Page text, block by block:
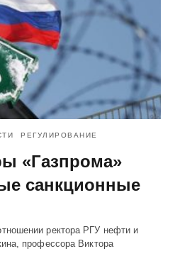
РЕГУЛИРОВАНИЕ
«Газпрома»
санкционные
ректора РГУ нефти и
профессора Виктора